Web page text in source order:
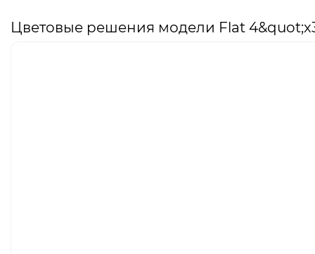
Цветовые решения модели Flat